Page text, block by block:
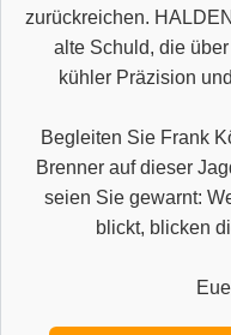
zurückreichen.
alte Schuld, die
kühler Präzision
Begleiten Sie Frank
Brenner auf dieser
seien Sie gewarnt:
blickt, blicken